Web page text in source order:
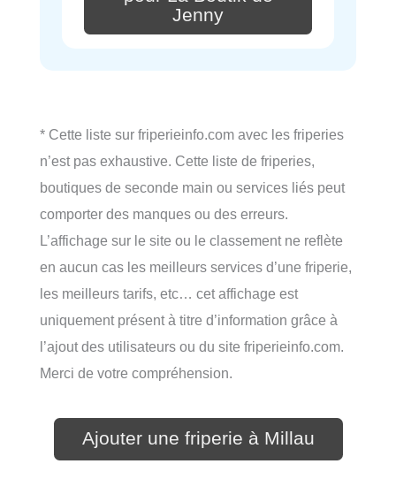
Jenny
* Cette liste sur friperieinfo.com avec les friperies
n’est pas exhaustive. Cette liste de friperies,
boutiques de seconde main ou services liés peut
comporter des manques ou des erreurs.
L’affichage sur le site ou le classement ne reflète
en aucun cas les meilleurs services d’une friperie,
les meilleurs tarifs, etc… cet affichage est
uniquement présent à titre d’information grâce à
l’ajout des utilisateurs ou du site friperieinfo.com.
Merci de votre compréhension.
Ajouter une friperie à Millau